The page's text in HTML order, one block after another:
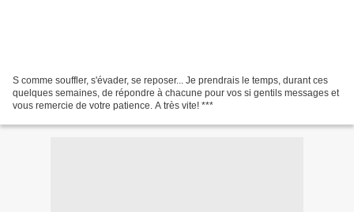
S comme souffler, s'évader, se reposer... Je prendrais le temps, durant ces
quelques semaines, de répondre à chacune pour vos si gentils messages et
vous remercie de votre patience. A très vite! ***